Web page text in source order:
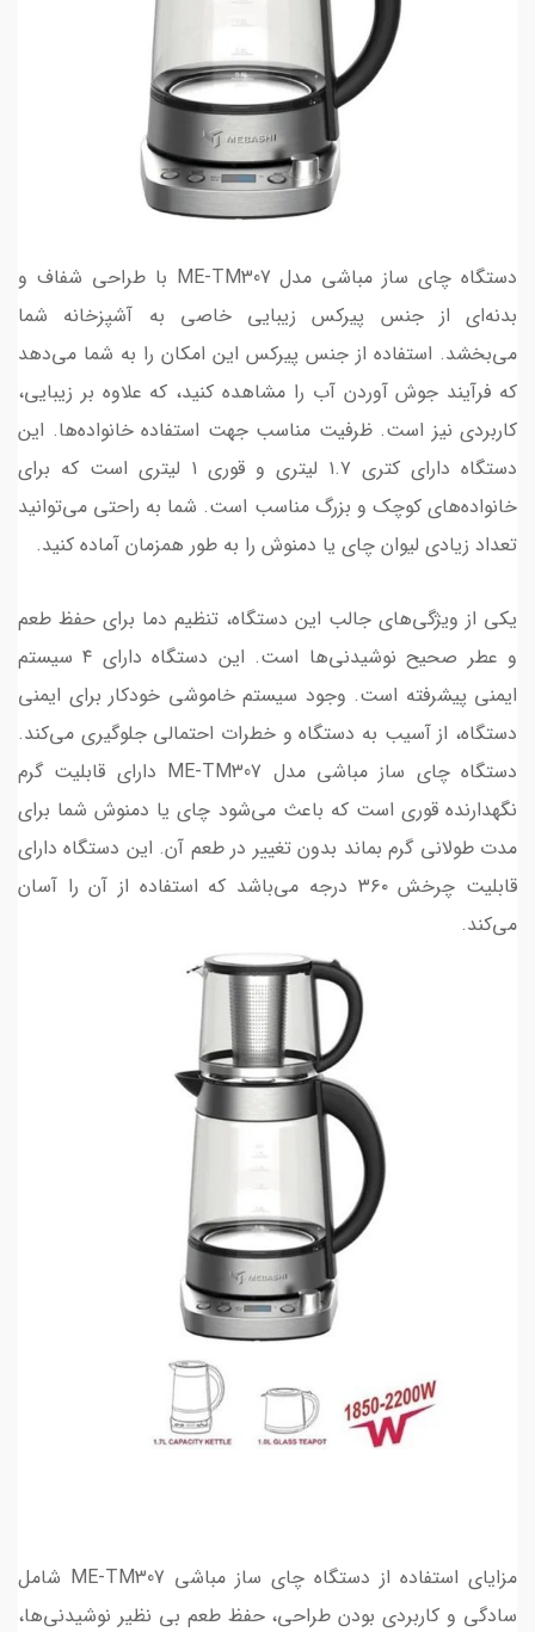
دستگاه چای ساز مباشی مدل ME-TM307 با طراحی شفاف و
بدنه‌ای از جنس پیرکس زیبایی خاصی به آشپزخانه شما
می‌بخشد. استفاده از جنس پیرکس این امکان را به شما می‌دهد
که فرآیند جوش آوردن آب را مشاهده کنید، که علاوه بر زیبایی،
کاربردی نیز است. ظرفیت مناسب جهت استفاده خانواده‌ها. این
دستگاه دارای کتری ۱.۷ لیتری و قوری ۱ لیتری است که برای
خانواده‌های کوچک و بزرگ مناسب است. شما به راحتی می‌توانید
تعداد زیادی لیوان چای یا دمنوش را به طور همزمان آماده کنید.
یکی از ویژگی‌های جالب این دستگاه، تنظیم دما برای حفظ طعم
و عطر صحیح نوشیدنی‌ها است. این دستگاه دارای ۴ سیستم
ایمنی پیشرفته است. وجود سیستم خاموشی خودکار برای ایمنی
دستگاه، از آسیب به دستگاه و خطرات احتمالی جلوگیری می‌کند.
دستگاه چای ساز مباشی مدل ME-TM307 دارای قابلیت گرم
نگهدارنده قوری است که باعث می‌شود چای یا دمنوش شما برای
مدت طولانی گرم بماند بدون تغییر در طعم آن. این دستگاه دارای
قابلیت چرخش ۳۶۰ درجه می‌باشد که استفاده از آن را آسان
می‌کند.
مزایای استفاده از دستگاه چای ساز مباشی ME-TM307 شامل
سادگی و کاربردی بودن طراحی، حفظ طعم بی نظیر نوشیدنی‌ها،